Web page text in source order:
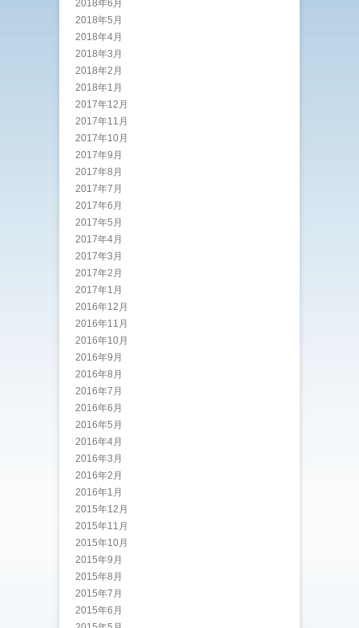
2018年6月
2018年5月
2018年4月
2018年3月
2018年2月
2018年1月
2017年12月
2017年11月
2017年10月
2017年9月
2017年8月
2017年7月
2017年6月
2017年5月
2017年4月
2017年3月
2017年2月
2017年1月
2016年12月
2016年11月
2016年10月
2016年9月
2016年8月
2016年7月
2016年6月
2016年5月
2016年4月
2016年3月
2016年2月
2016年1月
2015年12月
2015年11月
2015年10月
2015年9月
2015年8月
2015年7月
2015年6月